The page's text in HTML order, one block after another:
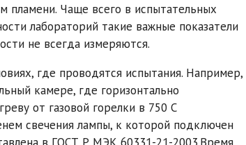
пламени. Чаще всего в испытательных
лабораторий такие важные показатели
не всегда измеряются.
где проводятся испытания. Например,
камере, где горизонтально
от газовой горелки в 750 С
свечения лампы, к которой подключен